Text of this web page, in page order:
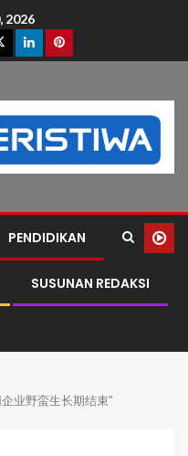
2026
PENDIDIKAN
SUSUNAN REDAKSI
业野蛮生长期结束”